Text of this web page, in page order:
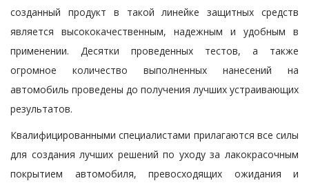
созданный продукт в такой линейке защитных средств
является высококачественным, надежным и удобным в
применении. Десятки проведенных тестов, а также
огромное количество выполненных нанесений на
автомобиль проведены до получения лучших устраивающих
результатов.
Квалифицированными специалистами прилагаются все силы
для создания лучших решений по уходу за лакокрасочным
покрытием автомобиля, превосходящих ожидания и